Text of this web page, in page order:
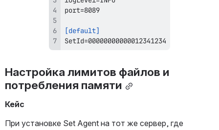
[default]
SetId=00000000000012341234
Настройка лимитов файлов и
потребления памяти
Кейс
При установке Set Agent на тот же сервер, где